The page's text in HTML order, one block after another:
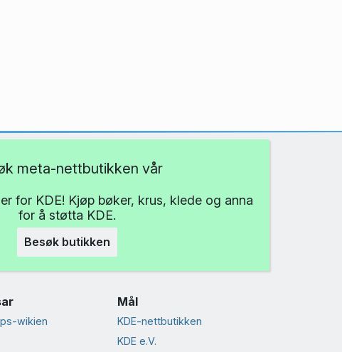
meta-nettbutikken vår
for KDE! Kjøp bøker, krus, klede og anna
for å støtta KDE.
Besøk butikken
wikien
Mål
KDE-nettbutikken
KDE e.V.